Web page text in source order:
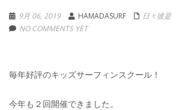
9月 06, 2019 HAMADASURF
日々彼是
NO COMMENTS YET
毎年好評のキッズサーフィンスクール！
今年も２回開催できました。